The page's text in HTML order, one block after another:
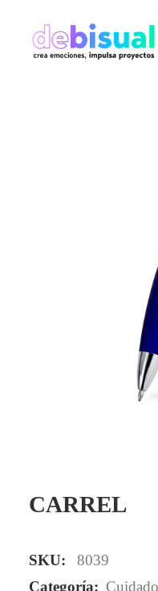
CARREL
SKU:
8039
Categoría: